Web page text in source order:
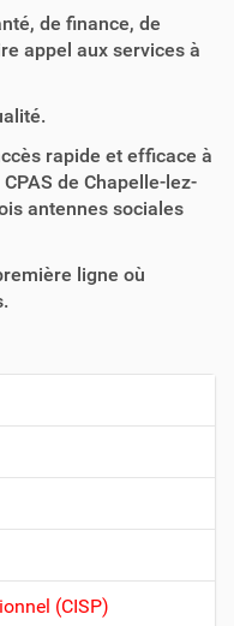
de finance, de
appel aux services à
rapide et efficace à
de Chapelle-lez-
antennes sociales
ligne où
(CISP)